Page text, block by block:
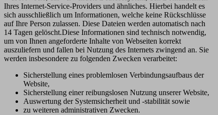
Ihres Internet-Service-Providers und ähnliches. Hierbei handelt es
sich ausschließlich um Informationen, welche keine Rückschlüsse
auf Ihre Person zulassen. Diese Dateien werden automatisch nach
14 Tagen gelöscht.Diese Informationen sind technisch notwendig,
um von Ihnen angeforderte Inhalte von Webseiten korrekt
auszuliefern und fallen bei Nutzung des Internets zwingend an. Sie
werden insbesondere zu folgenden Zwecken verarbeitet:
Sicherstellung eines problemlosen Verbindungsaufbaus der
Website,
Sicherstellung einer reibungslosen Nutzung unserer Website,
Auswertung der Systemsicherheit und -stabilität sowie
zu weiteren administrativen Zwecken.